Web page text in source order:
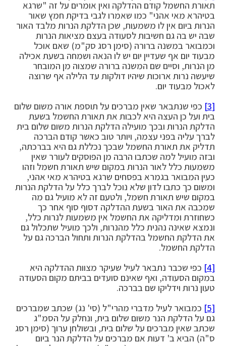
תאורת החשמל קודם ההדלקה ואין אומרים על זה "שרגא
בטיהרא מאי אהני" כמו שאמרו לגבי בדיקת חמץ שאור
הנרות ביום אין לו משמעות, שכן הדלקת הנרות מלבד האור
שבה יש בה גם חשיבות לסעודה בעצם מציאות הנרות
וכמבואר במשנה ברורה (סימן רסג סק"מ) שאם אוכל
מבעוד יום אף שעדיין יום יש לו הנאה ושמחה בשעת אכילה
מן הנרות, וסיים שם המשנה ברורה שמצוה מן המובחר
שיעשה נרות ארוכות שיהיו דולקות עד הלילה אף שרוצה
לאכול מבעוד יום.
[3]
כפי שנתבאר שאין מברכים על תוספת אורה משום שלום
בית ועל כן העצה היא לכבות את תאורת החשמל בשעת
הדלקת הנרות ובכך מועילה הדלקת הנרות משום שלום בית
לברך עליה בפני עצמה, ויותר טוב כאשר קודם הברכה
תדליק את תאורת החשמל שבכך נכללת גם היא בברכתה,
ובזה מועיל למה שכתבו הרבה מן הפוסקים לעורר שאין
משמעות כלל לאור הנרות במקום שיש תאורת חשמל וזהו
כעין המבואר בגמרא בפסחים שרגא בטיהרא מאי אהני,
ומשום כך כתבו לדון שלא נוכל לברך כלל על הדלקת הנרות
במקום שיש תאורת חשמל, ולטעם זה לא מועיל גם מה
שמכבה את האור בשעת ההדלקה דסוף סוף אחר כך
כשחוזרת ומדליקה את החשמל אין משמעות לנרות כלל,
ונמצא שאינה נהנית כלל מהנרות, ולכך מועיל שתכלול גם
את הדלקת החשמל בהדלקת הנרות ותחול הברכה גם על
הדלקת החשמל.
[4]
כפי שכבר נתבאר לעיל שעיקר מצוות ההדלקה היא
במקום הסעודה, ואף שאינם סועדים בביתם מקום הסעודה
טעון נרות וידליקו שם בברכה.
[5]
כמבואר לעיל מדברי מהרי"ל (סי' נג) שכתב שמברכים
גם על הדלקת הנר משום שלום בית, ונחלק על הסמ"ג
שכתב שאין מברכים על שלום בית, ובשולחן ערוך (סימן רסג
ס"ה) הביא ב' דעות אם מברכים על הדלקת הנר ביום